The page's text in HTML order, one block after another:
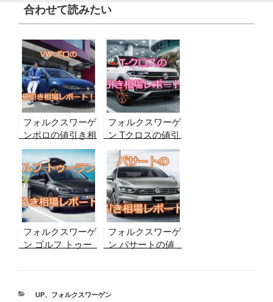
合わせて読みたい
フォルクスワーゲ
ンポロの値引き相
場レポート！【グ
レード別・2026
年8月最新】実販
売データから合格
ラインを算出！納
期、リセール情報
も
フォルクスワーゲ
ン Tクロスの値引
き相場レポート！
【2026年8月最
新】実販売データ
から合格ラインを
算出！納期、リセ
ール情報も
フォルクスワーゲ
ン ゴルフ トゥー
新】納期、リセー
フォルクスワーゲ
ン パサートの値
タから合格ライン
カ
UP、 フォルクスワーゲン